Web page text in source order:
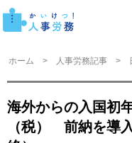
ホーム 人事労務記事
海外からの入国初
（税） 前納を導